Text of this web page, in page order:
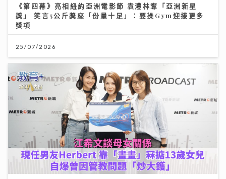
《第四幕》亮相紐約亞洲電影節 袁澧林奪「亞洲新星
獎」 笑言5公斤獎座「份量十足」：要操Gym迎接更多
獎項
25/07/2026